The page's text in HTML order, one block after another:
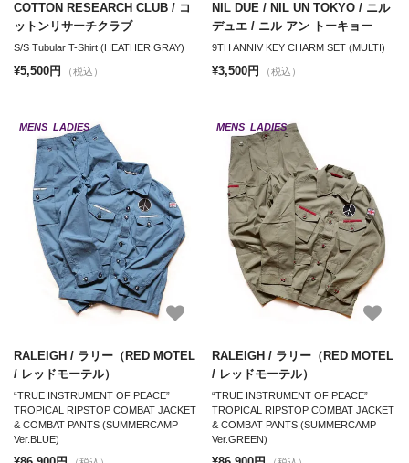
COTTON RESEARCH CLUB / コ
ットンリサーチクラブ
S/S Tubular T-Shirt (HEATHER GRAY)
¥5,500円 （税込）
NIL DUE / NIL UN TOKYO / ニル
デュエ / ニル アン トーキョー
9TH ANNIV KEY CHARM SET (MULTI)
¥3,500円 （税込）
MENS_LADIES
RALEIGH / ラリー（RED MOTEL
/ レッドモーテル）
“TRUE INSTRUMENT OF PEACE”
TROPICAL RIPSTOP COMBAT JACKET
& COMBAT PANTS (SUMMERCAMP
Ver.BLUE)
MENS_LADIES
RALEIGH / ラリー（RED MOTEL
/ レッドモーテル）
“TRUE INSTRUMENT OF PEACE”
TROPICAL RIPSTOP COMBAT JACKET
& COMBAT PANTS (SUMMERCAMP
Ver.GREEN)